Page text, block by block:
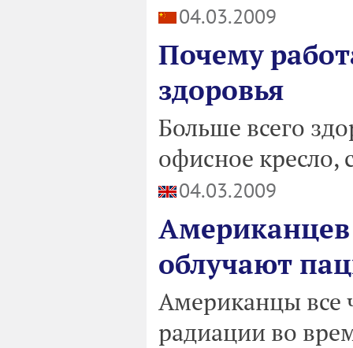
04.03.2009
Почему
здоровья
Больше всего
офисное кресло,
04.03.2009
облучают
Американцы все
радиации во